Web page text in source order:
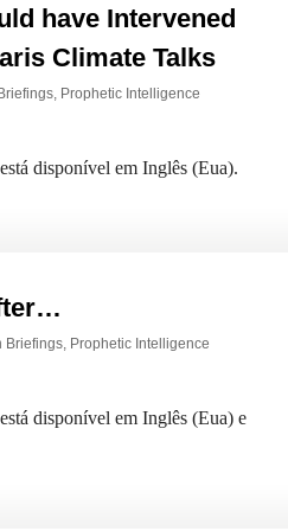
have Intervened
Climate Talks
Briefings, Prophetic Intelligence
disponível em Inglês (Eua).
Briefings, Prophetic Intelligence
disponível em Inglês (Eua) e